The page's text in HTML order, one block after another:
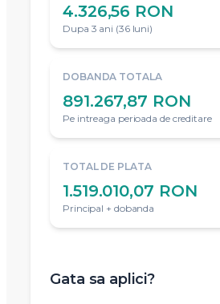
4.326,56 RON
Dupa 3 ani (36 luni)
DOBANDA TOTALA
891.267,87 RON
Pe intreaga perioada de creditare
TOTAL DE PLATA
1.519.010,07 RON
Principal + dobanda
Gata sa aplici?